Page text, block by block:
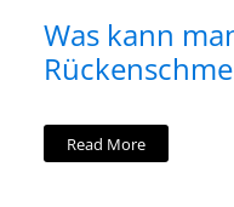
Was kann
Read More